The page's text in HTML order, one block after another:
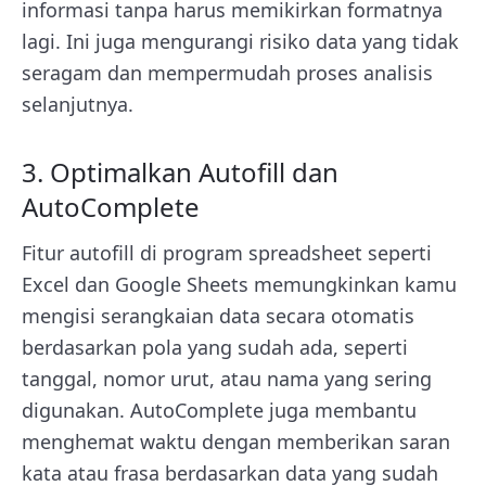
informasi tanpa harus memikirkan formatnya
lagi. Ini juga mengurangi risiko data yang tidak
seragam dan mempermudah proses analisis
selanjutnya.
3. Optimalkan Autofill dan
AutoComplete
Fitur autofill di program spreadsheet seperti
Excel dan Google Sheets memungkinkan kamu
mengisi serangkaian data secara otomatis
berdasarkan pola yang sudah ada, seperti
tanggal, nomor urut, atau nama yang sering
digunakan. AutoComplete juga membantu
menghemat waktu dengan memberikan saran
kata atau frasa berdasarkan data yang sudah